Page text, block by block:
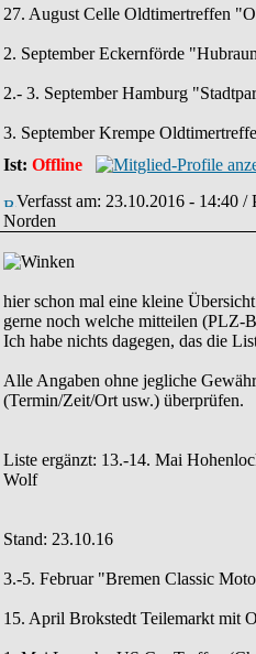
27. August Celle Oldtimertreffen
2. September Eckernförde
2.- 3. September Hamburg
3. September Krempe
Ist: Offline
Verfasst am: 23.10.2016 - 14:40 /
Norden
hier schon mal eine kleine
gerne noch welche mitteilen (PLZ-
Ich habe nichts dagegen, das die
Alle Angaben ohne jegliche
(Termin/Zeit/Ort usw.) überprüfen.
Liste ergänzt: 13.-14. Mai
Wolf
Stand: 23.10.16
3.-5. Februar "Bremen Classic
15. April Brokstedt Teilemarkt mit